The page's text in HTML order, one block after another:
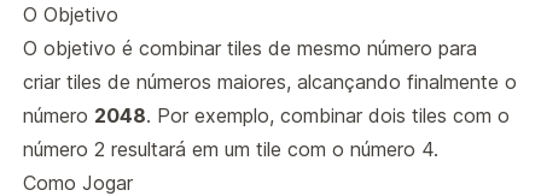
O Objetivo
O objetivo é combinar tiles de mesmo número para
criar tiles de números maiores, alcançando finalmente o
número 2048. Por exemplo, combinar dois tiles com o
número 2 resultará em um tile com o número 4.
Como Jogar